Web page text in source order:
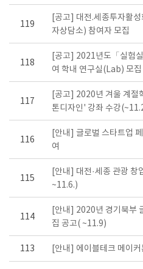
119
[공고] 대전.세종투자활
자상담소) 참여자 모집
118
[공고] 2021년도「실험
여 학내 연구실(Lab) 모집
117
[공고] 2020년 겨울 계절
톤디자인' 강좌 수강
116
[안내] 글로벌 스타트업
여
115
[안내] 대전·세종 관광 창
~11.6.)
114
[안내] 2020년 경기북부
집 공고( ~11.9)
113 [안내] 에이블테크 메이